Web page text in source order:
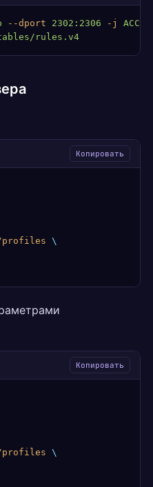
--dport 2302:2306 -j
rules.v4
Копировать
\
Копировать
\